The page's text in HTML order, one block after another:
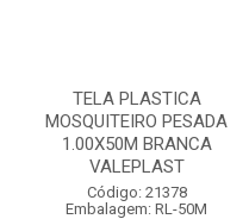
TELA PLASTICA
MOSQUITEIRO PESADA
1.00X50M BRANCA
VALEPLAST
Código: 21378
Embalagem: RL-50M